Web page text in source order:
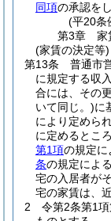
同項の承認を
(平20条
第3章
家
(家賃の決定等)
第13条
普通市
に規定する収
合には、その
いて同じ。)に
により定めら
に定めるとこ
第1項の規定に
条の規定によ
宅の入居者が
宅の家賃は、
2
令第2条第1